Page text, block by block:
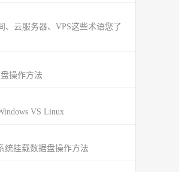
、云服务器、VPS这些术语您了
操作方法
VS Linux
统挂载数据盘操作方法